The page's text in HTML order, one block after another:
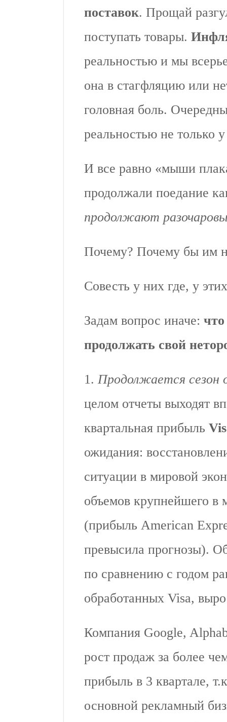
поставок. Прощай
поступать товары.
реальностью и мы
она в стагфляцию или
головная боль.
реальностью не только
И все равно «мыши
продолжали поедание
продолжают
Почему? Почему бы им
Совесть у них где, у
Задам вопрос иначе:
продолжать свой
1. Продолжается сезон
целом отчеты выходят
квартальная прибыль
ожидания:
ситуации в мировой
объемов крупнейшего в
(прибыль American
превысила прогнозы).
по сравнению с годом
обработанных Visa,
Компания Google,
рост продаж за более
прибыль в 3 квартале,
основной рекламный